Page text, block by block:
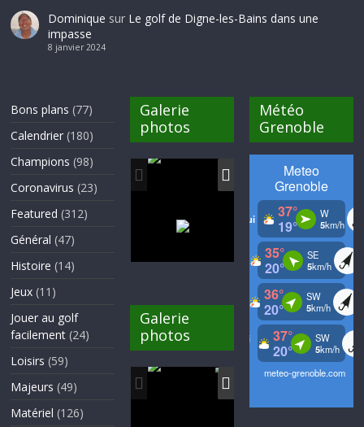
Dominique sur Le golf de Digne-les-Bains dans une
impasse
8 janvier 2024
Bons plans (77)
Calendrier (180)
Champions (98)
Coronavirus (23)
Featured (312)
Général (47)
Histoire (14)
Jeux (11)
Jouer au golf
facilement (24)
Loisirs (59)
Majeurs (49)
Matériel (126)
Galerie
photos
Galerie
photos
Météo
Grenoble